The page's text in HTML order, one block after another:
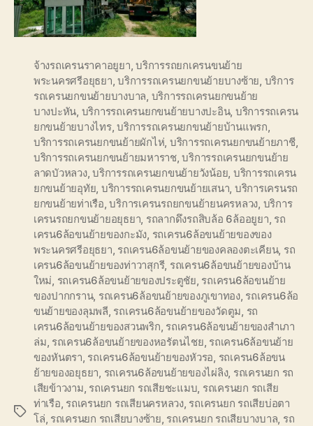
Tags
จ้างรถเครนราคาอยูยา ,บริการรถยกเครนขนย้าย
พระนครศรีอยุธยา ,บริการรถเครนยกขนย้ายบางซ้าย บริการ
รถเครนยกขนย้ายบางบาล บริการรถเครนยกขนย้าย
บางปะหัน บริการรถเครนยกขนย้ายบางปะอิน, บริการรถเครน
ยกขนย้ายบางไทร,บริการรถเครนยกขนย้ายบ้านแพรก
บริการรถเครนยกขนย้ายผักไห่ บริการรถเครนยกขนย้ายภาชี,
บริการรถเครนยกขนย้ายมหาราช,บริการรถเครนยกขนย้าย
ลาดบัวหลวง,บริการรถเครนยกขนย้ายวังน้อย บริการรถเครน
ยกขนย้ายอุทัย บริการรถเครนยกขนย้ายเสนา บริการเครนรถ
ยกขนย้ายท่าเรือ ,บริการเครนรถยกขนย้ายนครหลวง บริการ
เครนรถยกขนย้ายอยุธยา รถลากดึงรถสิบล้อ 6ล้ออยูยา รถ
เครน6ล้อขนย้ายของกะมัง รถเครน6ล้อขนย้ายของของ
พระนครศรีอยุธยา รถเครน6ล้อขนย้ายของคลองตะเคียน, รถ
เครน6ล้อขนย้ายของท่าวาสุกรี, รถเครน6ล้อขนย้ายของบ้าน
ใหม่ รถเครน6ล้อขนย้ายของประตูชัย รถเครน6ล้อขนย้าย
ของปากกราน, รถเครน6ล้อขนย้ายของภูเขาทอง, รถเครน6ล้อ
ขนย้ายของลุมพลี รถเครน6ล้อขนย้ายของวัดตูม รถ
เครน6ล้อขนย้ายของสวนพริก รถเครน6ล้อขนย้ายของสำเภา
ล่ม รถเครน6ล้อขนย้ายของหอรัตนไชย รถเครน6ล้อขนย้าย
ของหันตรา รถเครน6ล้อขนย้ายของหัวรอ รถเครน6ล้อขน
ย้ายของอยุธยา รถเครน6ล้อขนย้ายของไผ่ลิง, รถเครนยก รถ
เสียข้าวงาม รถเครนยก รถเสียชะแมบ รถเครนยก รถเสีย
ท่าเรือ รถเครนยก รถเสียนครหลวง, รถเครนยก รถเสียบ่อตา
โล่ รถเครนยก รถเสียบางซ้าย รถเครนยก รถเสียบางบาล รถ